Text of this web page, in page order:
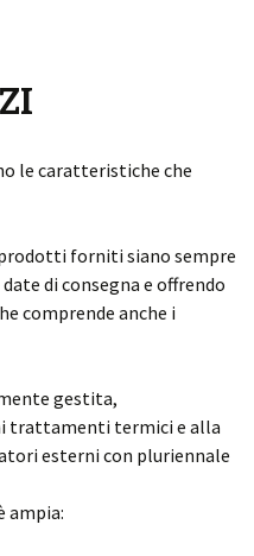
le caratteristiche che
forniti siano sempre
di consegna e offrendo
comprende anche i
gestita,
trattamenti termici e alla
esterni con pluriennale
ampia: